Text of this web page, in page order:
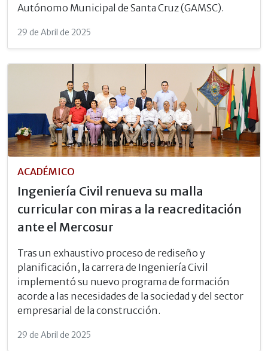
Autónomo Municipal de Santa Cruz (GAMSC).
29 de Abril de 2025
ACADÉMICO
Ingeniería Civil renueva su malla
curricular con miras a la reacreditación
ante el Mercosur
Tras un exhaustivo proceso de rediseño y
planificación, la carrera de Ingeniería Civil
implementó su nuevo programa de formación
acorde a las necesidades de la sociedad y del sector
empresarial de la construcción.
29 de Abril de 2025